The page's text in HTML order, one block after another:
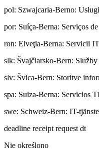
pol: Szwajcaria-Berno:
por: Suíça-Berna: Serviços
ron: Elveţia-Berna: Servicii
slk: Švajčiarsko-Bern:
slv: Švica-Bern: Storitve
spa: Suiza-Berna: Servicios
swe: Schweiz-Bern: IT-
deadline receipt request dt
Nie określono